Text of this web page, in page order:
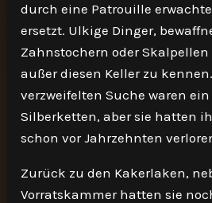
durch eine Patrouille
ersetzt. Ulkige Dinger,
Zahnstochern oder
außer diesen Keller zu
verzweifelten Suche waren
Silberketten, aber sie hatten
schon vor Jahrzehnten
Zurück zu den Kakerlaken,
Vorratskammer hatten sie